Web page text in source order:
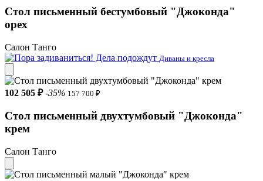
Стол письменный бестумбовый "Джоконда"
орех
Салон Танго
Диваны и кресла
102 505 ₽ -35% 157 700 ₽
Стол письменный двухтумбовый "Джоконда"
крем
Салон Танго